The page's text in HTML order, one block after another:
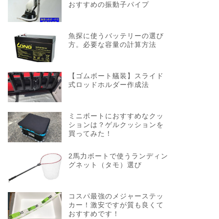
おすすめの振動子パイプ
魚探に使うバッテリーの選び
方。必要な容量の計算方法
【ゴムボート艤装】スライド
式ロッドホルダー作成法
ミニボートにおすすめなクッ
ションは？ゲルクッションを
買ってみた！
2馬力ボートで使うランディン
グネット（タモ）選び
コスパ最強のメジャーステッ
カー！激安ですが質も良くて
おすすめです！